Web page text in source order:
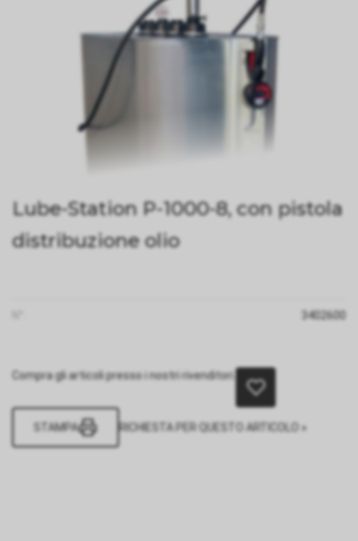
Lube-Station P-1000-8, con pistola
distribuzione olio
3402600
Compra gli articoli presso i nostri rivenditori.
STAMPA RICHIESTA PER QUESTO ARTICOLO »